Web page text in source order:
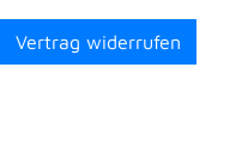
Vertrag widerrufen